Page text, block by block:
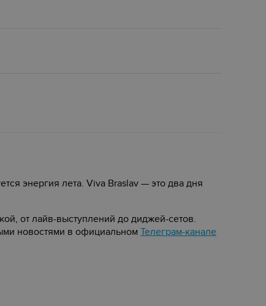
энергия лета. Viva Braslav — это два дня
от лайв-выступлений до диджей-сетов.
новостями в официальном Телеграм-канале